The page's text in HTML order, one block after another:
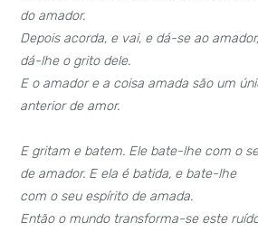
do amador.
Depois acorda, e vai, e dá-se ao amador,
dá-lhe o grito dele.
E o amador e a coisa amada são um
anterior de amor.
E gritam e batem. Ele bate-lhe com o
de amador. E ela é batida, e bate-lhe
com o seu espírito de amada.
Então o mundo transforma-se este